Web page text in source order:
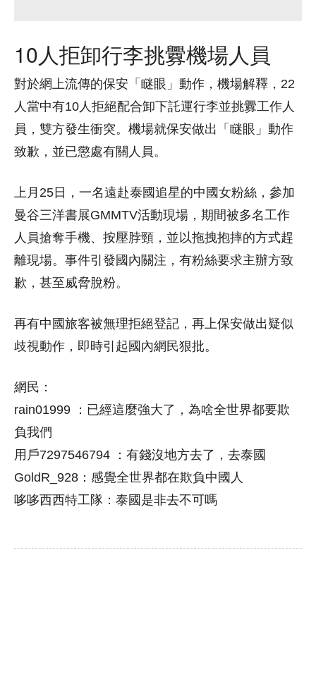
10人拒卸行李挑釁機場人員
對於網上流傳的保安「瞇眼」動作，機場解釋，22
人當中有10人拒絕配合卸下託運行李並挑釁工作人
員，雙方發生衝突。機場就保安做出「瞇眼」動作
致歉，並已懲處有關人員。
上月25日，一名遠赴泰國追星的中國女粉絲，參加
曼谷三洋書展GMMTV活動現場，期間被多名工作
人員搶奪手機、按壓脖頸，並以拖拽抱摔的方式趕
離現場。事件引發國內關注，有粉絲要求主辦方致
歉，甚至威脅脫粉。
再有中國旅客被無理拒絕登記，再上保安做出疑似
歧視動作，即時引起國內網民狠批。
網民：
rain01999 ：已經這麼強大了，為啥全世界都要欺
負我們
用戶7297546794 ：有錢沒地方去了，去泰國
GoldR_928：感覺全世界都在欺負中國人
哆哆西西特工隊：泰國是非去不可嗎